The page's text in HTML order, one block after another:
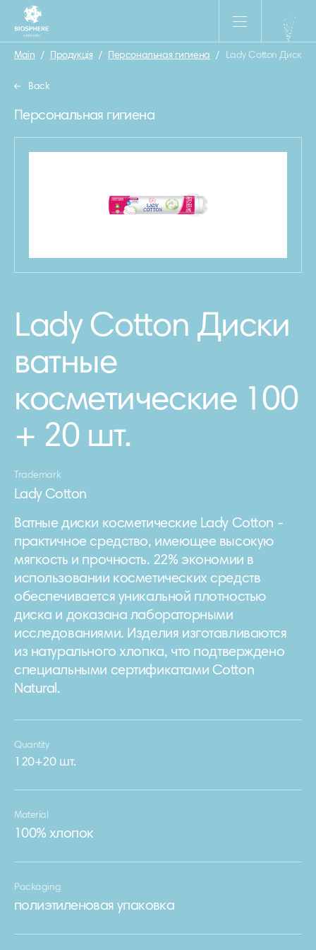
Main / Продукція / Персональная гигиена / Lady Cotton Диски
Back
Персональная гигиена
Lady Cotton Диски
ватные
косметические 100
+ 20 шт.
Trademark
Lady Cotton
Ватные диски косметические Lady Cotton -
практичное средство, имеющее высокую
мягкость и прочность. 22% экономии в
использовании косметических средств
обеспечивается уникальной плотностью
диска и доказана лабораторными
исследованиями. Изделия изготавливаются
из натурального хлопка, что подтверждено
специальными сертификатами Cotton
Natural.
Quantity
120+20 шт.
Material
100% хлопок
Packaging
полиэтиленовая упаковка